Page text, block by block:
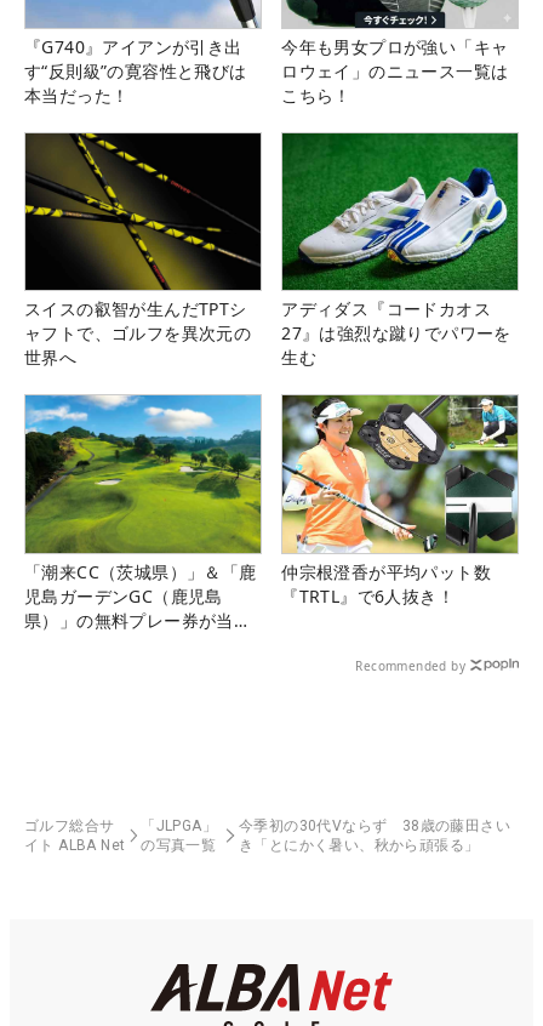
『G740』アイアンが引き出
す“反則級”の寛容性と飛びは
本当だった！
今年も男女プロが強い「キャ
ロウェイ」のニュース一覧は
こちら！
スイスの叡智が生んだTPTシ
ャフトで、ゴルフを異次元の
世界へ
アディダス『コードカオス
27』は強烈な蹴りでパワーを
生む
「潮来CC（茨城県）」＆「鹿
児島ガーデンGC（鹿児島
県）」の無料プレー券が当た
仲宗根澄香が平均パット数
『TRTL』で6人抜き！
Recommended by
ゴルフ総合サ
イト ALBA Net
「JLPGA」
の写真一覧
今季初の30代Vならず 38歳の藤田さい
き「とにかく暑い、秋から頑張る」